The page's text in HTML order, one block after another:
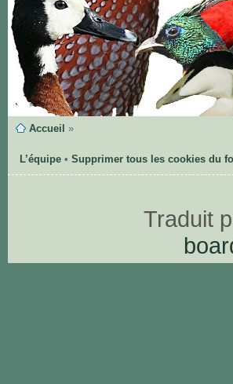
Accueil »
L’équipe• Supprimer tous les cookies du
Traduit